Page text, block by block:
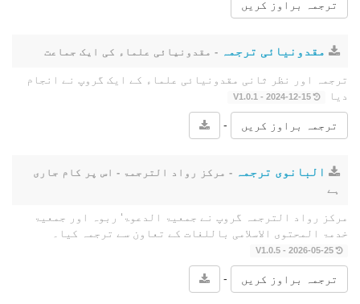
ترجمہ براوز کریں
مقدونیائی ترجمہ - مقدونیائی علماء کی ایک جماعت
ترجمہ اور نظر ثانی مقدونیائی علماء کے ایک گروپ نے انجام
دیا
2024-12-15 - V1.0.1
ترجمہ براوز کریں -
البانوی ترجمہ - مرکز رواد الترجمۃ - اس پر کام جاری
ہے
مرکز رواد الترجمہ گروپ نے جمعیۃ الدعوۃ‘ ربوہ اور جمعیۃ
خدمۃ المحتوى الاسلامی باللغات کے تعاون سے ترجمہ کیا۔
2026-05-25 - V1.0.5
ترجمہ براوز کریں -